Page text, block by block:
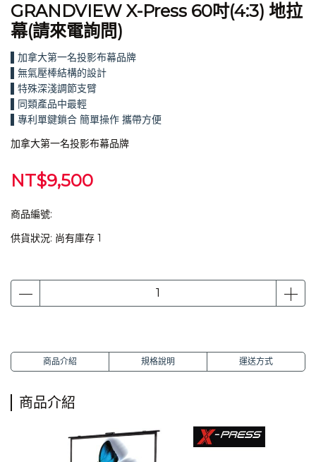
GRANDVIEW X-Press 60吋(4:3) 地拉
幕(請來電詢問)
▌加拿大第一名投影布幕品牌
▌無氣壓棒結構的設計
▌特殊深淺調節支臂
▌同類產品中最輕
▌專利單鍵鎖合 簡單操作 攜帶方便
加拿大第一名投影布幕品牌
NT$9,500
商品編號:
供貨狀況: 尚有庫存 1
商品介紹 規格說明 運送方式
商品介紹